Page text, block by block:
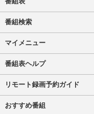
番組検索
マイメニュー
番組表ヘルプ
リモート録画予約ガイド
おすすめ番組